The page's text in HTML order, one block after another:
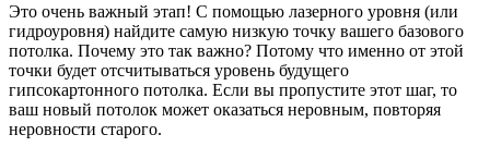
Это очень важный этап! С помощью лазерного уровня (или
гидроуровня) найдите самую низкую точку вашего базового
потолка. Почему это так важно? Потому что именно от этой
точки будет отсчитываться уровень будущего
гипсокартонного потолка. Если вы пропустите этот шаг, то
ваш новый потолок может оказаться неровным, повторяя
неровности старого.